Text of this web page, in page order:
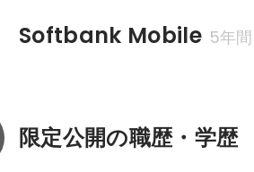
Softbank Mobile 5年間
限定公開の職歴・学歴